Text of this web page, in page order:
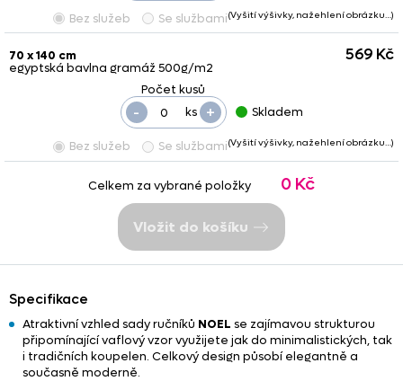
Bez služeb
Se službami(Vyšití výšivky, nažehlení obrázku…)
70 x 140 cm
egyptská bavlna gramáž 500g/m2
ks +
-
569 Kč
Skladem
Bez služeb Se službami(Vyšití výšivky, nažehlení obrázku…)
Celkem za vybrané položky 0 Kč
Vložit do košíku
Specifikace
Atraktivní vzhled sady ručníků NOEL se zajímavou strukturou
připomínající vaflový vzor využijete jak do minimalistických, tak
i tradičních koupelen. Celkový design působí elegantně a
současně moderně.